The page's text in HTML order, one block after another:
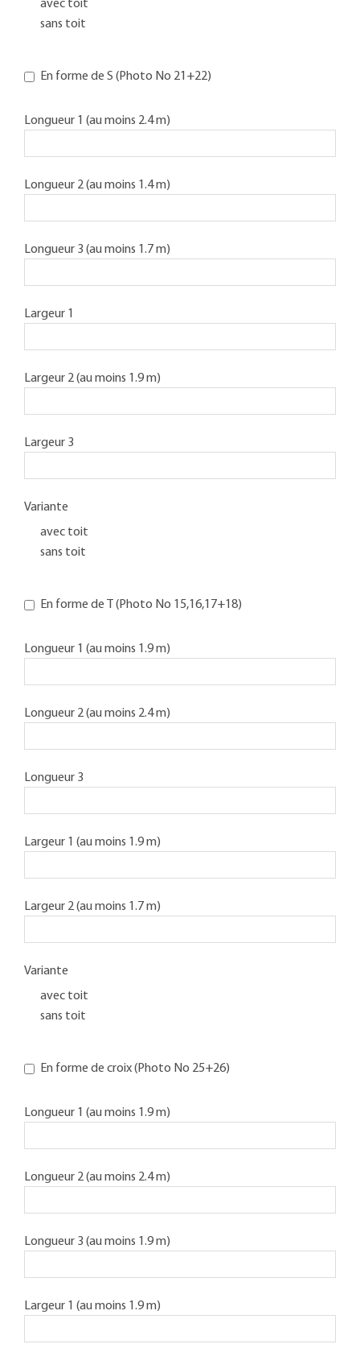
avec toit
sans toit
En forme de S (Photo No 21+22)
Longueur 1 (au moins 2.4 m)
Longueur 2 (au moins 1.4 m)
Longueur 3 (au moins 1.7 m)
Largeur 1
Largeur 2 (au moins 1.9 m)
Largeur 3
Variante
avec toit
sans toit
En forme de T (Photo No 15,16,17+18)
Longueur 1 (au moins 1.9 m)
Longueur 2 (au moins 2.4 m)
Longueur 3
Largeur 1 (au moins 1.9 m)
Largeur 2 (au moins 1.7 m)
Variante
avec toit
sans toit
En forme de croix (Photo No 25+26)
Longueur 1 (au moins 1.9 m)
Longueur 2 (au moins 2.4 m)
Longueur 3 (au moins 1.9 m)
Largeur 1 (au moins 1.9 m)